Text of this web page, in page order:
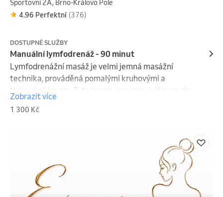
Sportovní 2A, Brno-Královo Pole
4.96 Perfektní (376)
DOSTUPNÉ SLUŽBY
Manuální lymfodrenáž - 90 minut
Lymfodrenážní masáž je velmi jemná masážní
technika, prováděná pomalými kruhovými a
tlakovými hmaty. Tyto hmaty jsou prováděny podle
přesně stanoveného postupu a mají za cíl aktivovat
lymfatický systém. Důležitým aspektem
otoků a prevence celulitidy. Masáží je ovlivňována
především kůže a podkoží tak, aby docházelo
k látkové výměně a urychlení cirkulace lymfy a
následně ke správnému fungovávaní organismu
Zobrazit více
1 300 Kč